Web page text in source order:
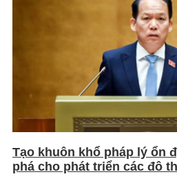
Tạo khuôn khổ pháp lý ổn
phá cho phát triển các đô